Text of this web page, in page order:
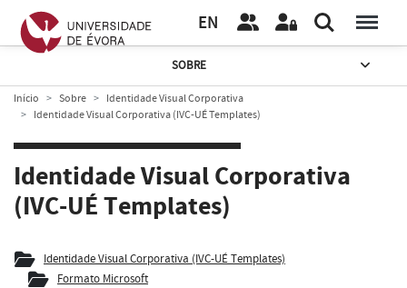
EN
SOBRE
Início Sobre
Identidade Visual Corporativa
Identidade Visual Corporativa (IVC-UÉ Templates)
Identidade Visual Corporativa
(IVC-UÉ Templates)
Identidade Visual Corporativa (IVC-UÉ Templates)
Formato Microsoft